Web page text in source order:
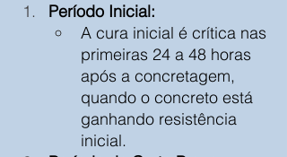
Período Inicial:
A cura inicial é crítica nas
primeiras 24 a 48 horas
após a concretagem,
quando o concreto está
ganhando resistência
inicial.